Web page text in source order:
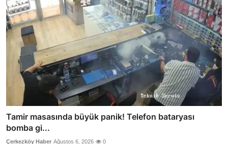
Tamir masasında büyük panik! Telefon bataryası
bomba gi...
Çerkezköy Haber Ağustos 6, 2026 0